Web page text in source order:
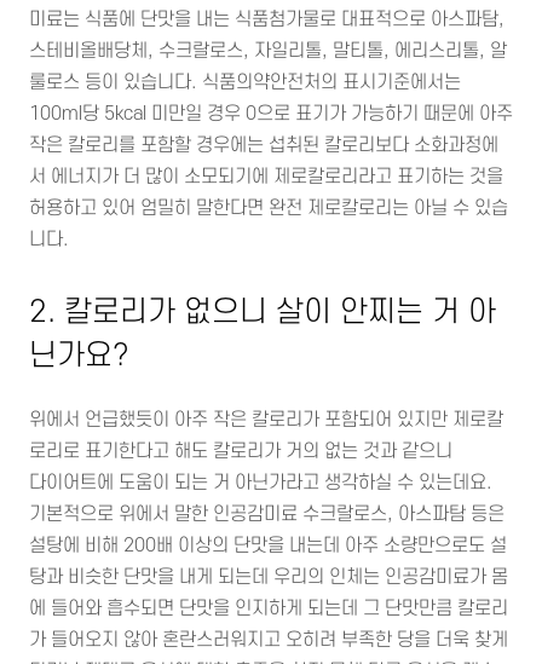
미료는 식품에 단맛을 내는 식품첨가물로 대표적으로 아스파탐,
스테비올배당체, 수크랄로스, 자일리톨, 말티톨, 에리스리톨, 알
룰로스 등이 있습니다. 식품의약안전처의 표시기준에서는
100ml당 5kcal 미만일 경우 0으로 표기가 가능하기 때문에 아주
작은 칼로리를 포함할 경우에는 섭취된 칼로리보다 소화과정에
서 에너지가 더 많이 소모되기에 제로칼로리라고 표기하는 것을
허용하고 있어 엄밀히 말한다면 완전 제로칼로리는 아닐 수 있습
니다.
2. 칼로리가 없으니 살이 안찌는 거 아
닌가요?
위에서 언급했듯이 아주 작은 칼로리가 포함되어 있지만 제로칼
로리로 표기한다고 해도 칼로리가 거의 없는 것과 같으니
다이어트에 도움이 되는 거 아닌가라고 생각하실 수 있는데요.
기본적으로 위에서 말한 인공감미료 수크랄로스, 아스파탐 등은
설탕에 비해 200배 이상의 단맛을 내는데 아주 소량만으로도 설
탕과 비슷한 단맛을 내게 되는데 우리의 인체는 인공감미료가 몸
에 들어와 흡수되면 단맛을 인지하게 되는데 그 단맛만큼 칼로리
가 들어오지 않아 혼란스러워지고 오히려 부족한 당을 더욱 찾게